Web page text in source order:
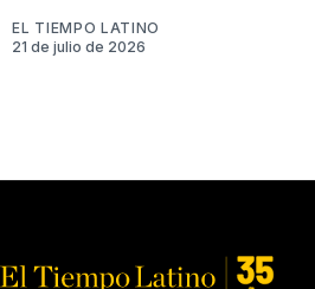
EL TIEMPO LATINO
21 de julio de 2026